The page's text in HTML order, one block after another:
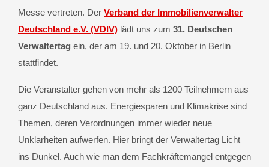
Messe vertreten. Der Verband der Immobilienverwalter
Deutschland e.V. (VDIV) lädt uns zum 31. Deutschen
Verwaltertag ein, der am 19. und 20. Oktober in Berlin
stattfindet.
Die Veranstalter gehen von mehr als 1200 Teilnehmern aus
ganz Deutschland aus. Energiesparen und Klimakrise sind
Themen, deren Verordnungen immer wieder neue
Unklarheiten aufwerfen. Hier bringt der Verwaltertag Licht
ins Dunkel. Auch wie man dem Fachkräftemangel entgegen